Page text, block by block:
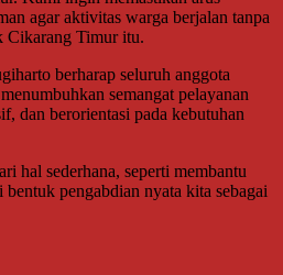
agar aktivitas warga berjalan tanpa
Cikarang Timur itu.
berharap seluruh anggota
semangat pelayanan
dan berorientasi pada kebutuhan
hal sederhana, seperti membantu
pengabdian nyata kita sebagai